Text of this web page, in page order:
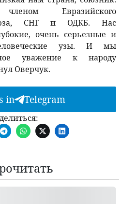
Евразийского
СНГ и ОДКБ. Нас
очень серьезные и
узы. И мы
уважение к народу
Оверчук.
in Telegram